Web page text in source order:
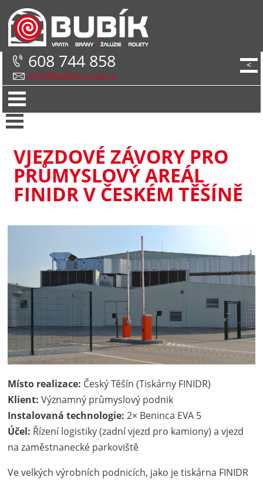
608 744 858
info@bubik-vrata.cz
<
VJEZDOVÉ ZÁVORY PRO
PRŮMYSLOVÝ AREÁL
FINIDR V ČESKÉM TĚŠÍNĚ
Místo realizace: Český Těšín (Tiskárny FINIDR)
Klient: Významný průmyslový podnik
Instalovaná technologie: 2× Beninca EVA 5
Účel: Řízení logistiky (zadní vjezd pro kamiony) a vjezd
na zaměstnanecké parkoviště
Ve velkých výrobních podnicích, jako je tiskárna FINIDR